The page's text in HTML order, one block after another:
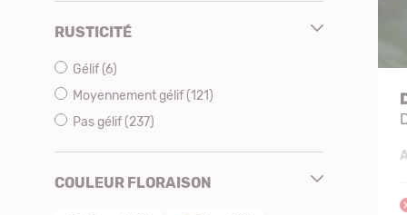
RUSTICITÉ
Gélif(6)
Moyennement gélif(121)
Pas gélif(237)
COULEUR FLORAISON